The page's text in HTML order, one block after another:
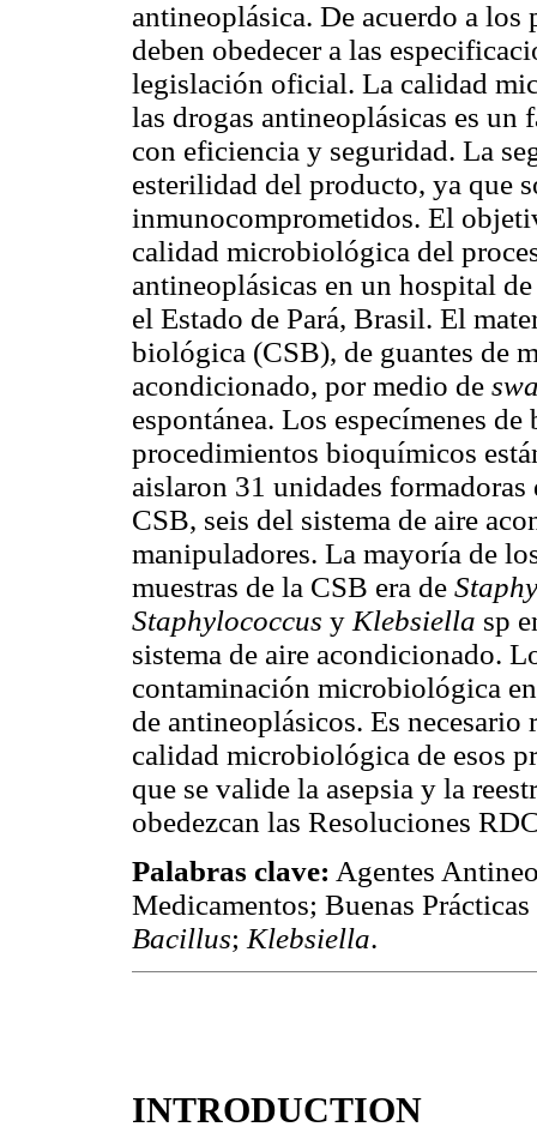
antineoplásica. De acuerdo a
deben obedecer a las
legislación oficial. La calidad
las drogas antineoplásicas es un
con eficiencia y seguridad. La
esterilidad del producto, ya que
inmunocomprometidos. El
calidad microbiológica del
antineoplásicas en un hospital
el Estado de Pará, Brasil. El
biológica (CSB), de guantes de
acondicionado, por medio de
espontánea. Los especímenes
procedimientos bioquímicos
aislaron 31 unidades
CSB, seis del sistema de aire
manipuladores. La mayoría de
muestras de la CSB era de
Staphylococcus y Klebsiella sp
sistema de aire acondicionado.
contaminación microbiológica
de antineoplásicos. Es
calidad microbiológica de esos
que se valide la asepsia y la
obedezcan las Resoluciones
Palabras clave: Agentes
Medicamentos; Buenas
Bacillus; Klebsiella.
INTRODUCTION